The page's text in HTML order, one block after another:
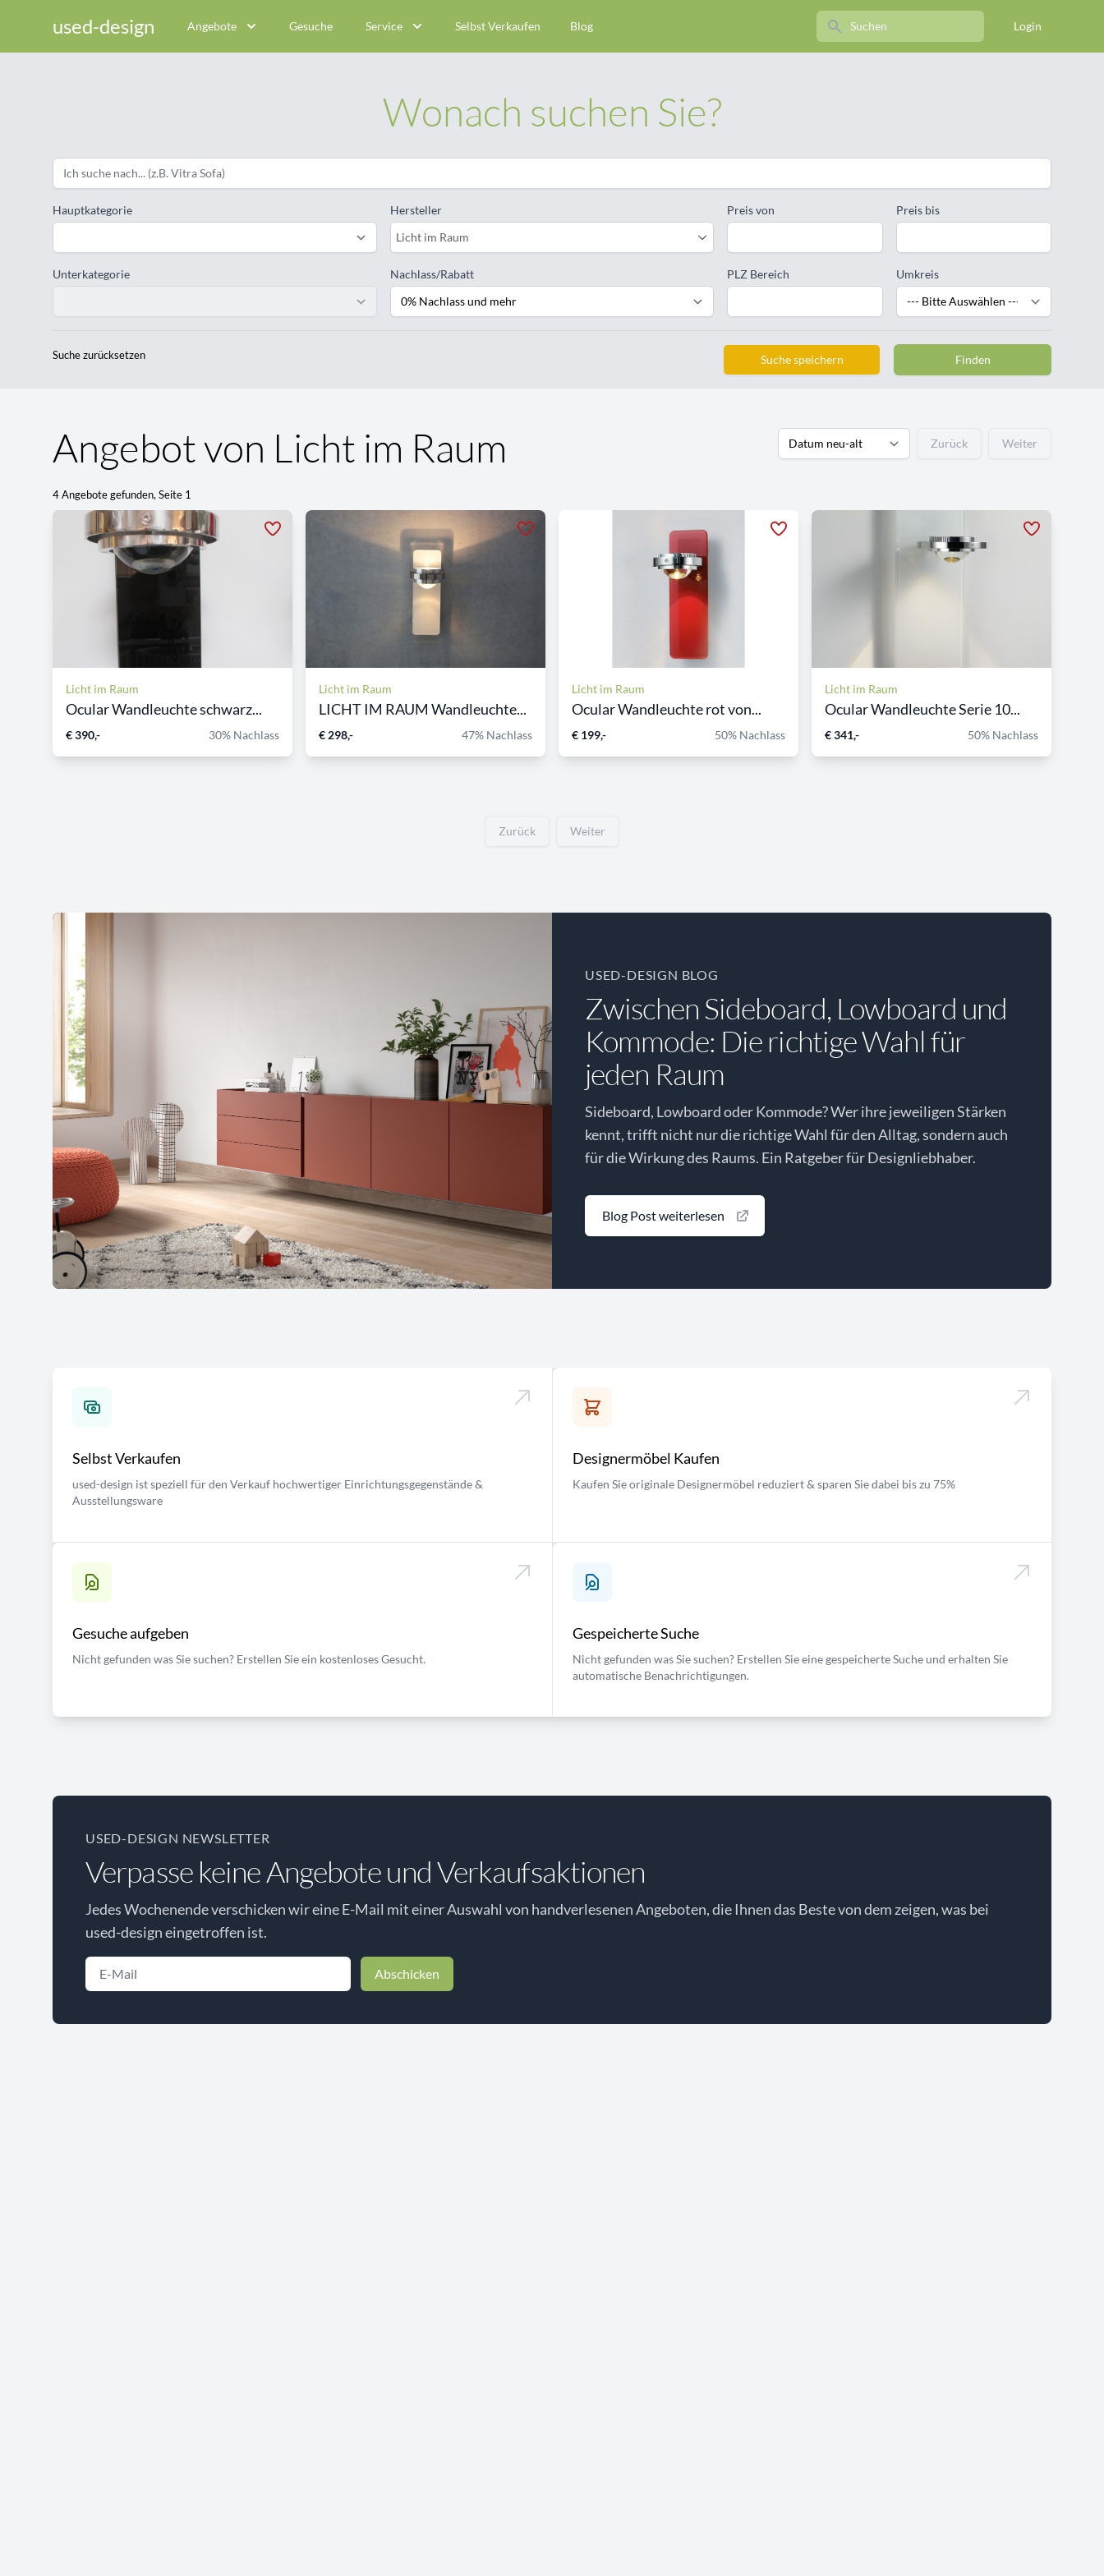
used-design Angebote Gesuche Service Selbst Verkaufen Blog Search Login
Wonach suchen Sie?
Hauptkategorie
Unterkategorie
Hersteller
Licht im Raum
Nachlass/Rabatt
Preis von Preis bis
PLZ Bereich Umkreis
Suche zurücksetzen Suche speichern Finden
Angebot von Licht im Raum
4 Angebote gefunden, Seite 1
Zurück Weiter
Licht im Raum
Ocular Wandleuchte schwarz...
€ 390,- 30% Nachlass
Licht im Raum
LICHT IM RAUM Wandleuchte...
€ 298,- 47% Nachlass
Licht im Raum
Ocular Wandleuchte rot von...
€ 199,- 50% Nachlass
Licht im Raum
Ocular Wandleuchte Serie 10...
€ 341,- 50% Nachlass
Zurück Weiter
USED-DESIGN BLOG
Zwischen Sideboard, Lowboard und
Kommode: Die richtige Wahl für
jeden Raum
Sideboard, Lowboard oder Kommode? Wer ihre jeweiligen Stärken
kennt, trifft nicht nur die richtige Wahl für den Alltag, sondern auch
für die Wirkung des Raums. Ein Ratgeber für Designliebhaber.
Blog Post weiterlesen
Selbst Verkaufen
used-design ist speziell für den Verkauf hochwertiger Einrichtungsgegenstände &
Ausstellungsware
Designermöbel Kaufen
Kaufen Sie originale Designermöbel reduziert & sparen Sie dabei bis zu 75%
Gesuche aufgeben
Nicht gefunden was Sie suchen? Erstellen Sie ein kostenloses Gesucht.
Gespeicherte Suche
Nicht gefunden was Sie suchen? Erstellen Sie eine gespeicherte Suche und erhalten Sie
automatische Benachrichtigungen.
USED-DESIGN NEWSLETTER
Verpasse keine Angebote und Verkaufsaktionen
Jedes Wochenende verschicken wir eine E-Mail mit einer Auswahl von handverlesenen Angeboten, die Ihnen das Beste von dem zeigen, was bei
used-design eingetroffen ist.
Abschicken